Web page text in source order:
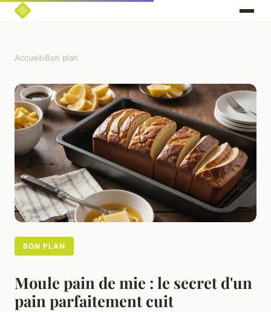
Accueil›Bon plan
BON PLAN
Moule pain de mie : le secret d'un
pain parfaitement cuit